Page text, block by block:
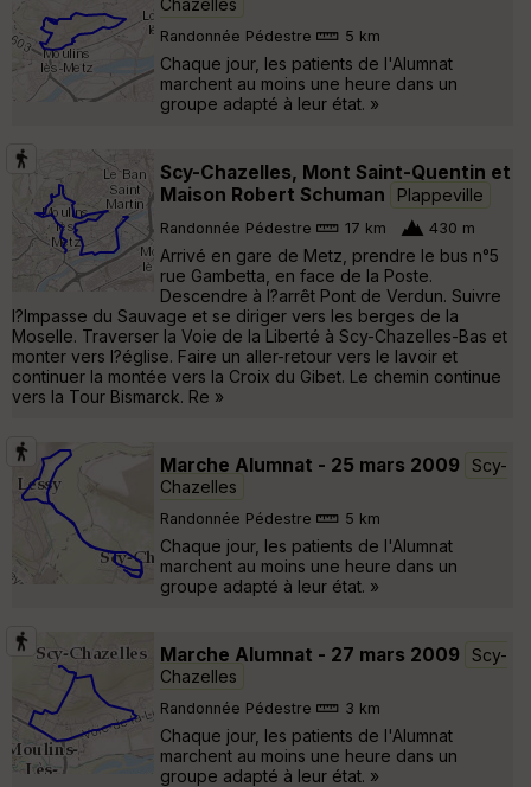
Chazelles
Randonnée Pédestre 5 km
Chaque jour, les patients de l'Alumnat
marchent au moins une heure dans un
groupe adapté à leur état. »
Scy-Chazelles, Mont Saint-Quentin et
Maison Robert Schuman
Plappeville
Randonnée Pédestre 17 km 430 m
Arrivé en gare de Metz, prendre le bus n°5
rue Gambetta, en face de la Poste.
Descendre à l?arrêt Pont de Verdun. Suivre
l?Impasse du Sauvage et se diriger vers les berges de la
Moselle. Traverser la Voie de la Liberté à Scy-Chazelles-Bas et
monter vers l?église. Faire un aller-retour vers le lavoir et
continuer la montée vers la Croix du Gibet. Le chemin continue
vers la Tour Bismarck. Re »
Marche Alumnat - 25 mars 2009
Scy-
Chazelles
Randonnée Pédestre 5 km
Chaque jour, les patients de l'Alumnat
marchent au moins une heure dans un
groupe adapté à leur état. »
Marche Alumnat - 27 mars 2009
Scy-
Chazelles
Randonnée Pédestre 3 km
Chaque jour, les patients de l'Alumnat
marchent au moins une heure dans un
groupe adapté à leur état. »